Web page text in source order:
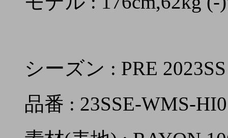
シーズン : PRE 2023SS
品番 : 23SSE-WMS-